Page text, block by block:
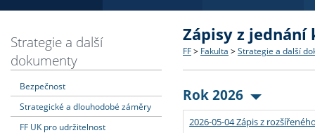
Dozvědět se více
Struktura a historie
Strategie a další
Podpora a benefity pro
Podat přihlášku
Co studovat a jak se
Učitelské studijní
Informace k průběhu
Dozvědět se více
Bakalářské a magisterské
Doktorské studium
Rigorózní řízení
Dozvědět se více
O vědě a výzkumu na FF
Akademické kvalifikace
Granty a projekty
Dozvědět se více
Aktuální nabídky a
Vyjíždějící studenti
Přijíždějící studenti
Strategie a další
dokumenty
Bezpečnost
Strategické a dlouhodobé záměry
FF UK pro udržitelnost
Zápisy z jednání
FF > Fakulta > Strategie a další
Rok 2026
2026-05-04 Zápis z